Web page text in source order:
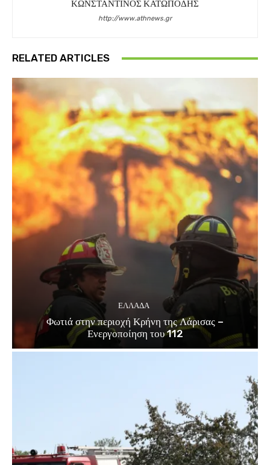
ΚΩΝΣΤΑΝΤΙΝΟΣ ΚΑΤΩΠΟΔΗΣ
http://www.athnews.gr
RELATED ARTICLES
ΕΛΛΑΔΑ
Φωτιά στην περιοχή Κρήνη της Λάρισας –
Ενεργοποίηση του 112